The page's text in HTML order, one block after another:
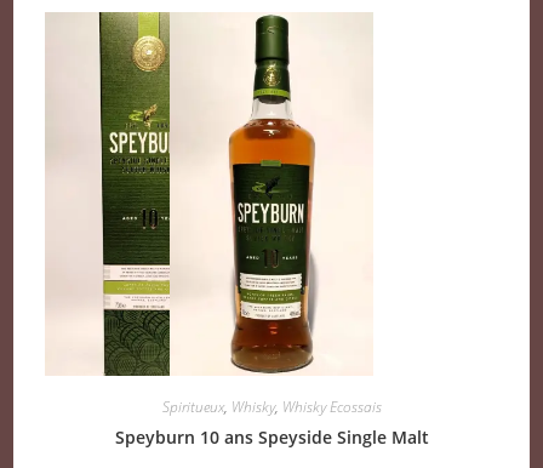
Spiritueux, Whisky, Whisky Ecossais
Speyburn 10 ans Speyside Single Malt